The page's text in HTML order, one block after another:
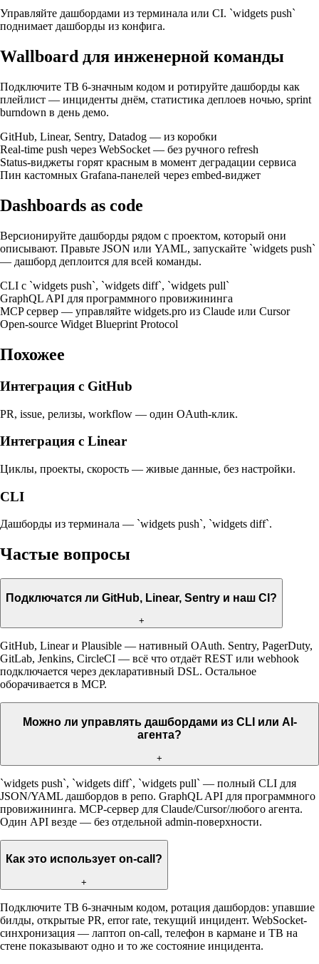
Управляйте дашбордами из терминала или CI. `widgets push`
поднимает дашборды из конфига.
Wallboard для инженерной команды
Подключите ТВ 6-значным кодом и ротируйте дашборды как
плейлист — инциденты днём, статистика деплоев ночью, sprint
burndown в день демо.
GitHub, Linear, Sentry, Datadog — из коробки
Real-time push через WebSocket — без ручного refresh
Status-виджеты горят красным в момент деградации сервиса
Пин кастомных Grafana-панелей через embed-виджет
Dashboards as code
Версионируйте дашборды рядом с проектом, который они
описывают. Правьте JSON или YAML, запускайте `widgets push`
— дашборд деплоится для всей команды.
CLI с `widgets push`, `widgets diff`, `widgets pull`
GraphQL API для программного провижининга
MCP сервер — управляйте widgets.pro из Claude или Cursor
Open-source Widget Blueprint Protocol
Похожее
Интеграция с GitHub
PR, issue, релизы, workflow — один OAuth-клик.
Интеграция с Linear
Циклы, проекты, скорость — живые данные, без настройки.
CLI
Дашборды из терминала — `widgets push`, `widgets diff`.
Частые вопросы
Подключатся ли GitHub, Linear, Sentry и наш CI?
+
GitHub, Linear и Plausible — нативный OAuth. Sentry, PagerDuty,
GitLab, Jenkins, CircleCI — всё что отдаёт REST или webhook
подключается через декларативный DSL. Остальное
оборачивается в MCP.
Можно ли управлять дашбордами из CLI или AI-
агента?
+
`widgets push`, `widgets diff`, `widgets pull` — полный CLI для
JSON/YAML дашбордов в репо. GraphQL API для программного
провижининга. MCP-сервер для Claude/Cursor/любого агента.
Один API везде — без отдельной admin-поверхности.
Как это использует on-call?
+
Подключите ТВ 6-значным кодом, ротация дашбордов: упавшие
билды, открытые PR, error rate, текущий инцидент. WebSocket-
синхронизация — лаптоп on-call, телефон в кармане и ТВ на
стене показывают одно и то же состояние инцидента.